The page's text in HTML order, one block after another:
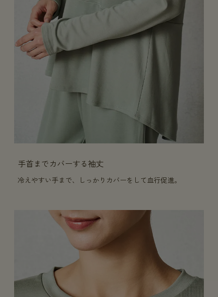
手首までカバーする袖丈
冷えやすい手まで、しっかりカバーをして血行促進。